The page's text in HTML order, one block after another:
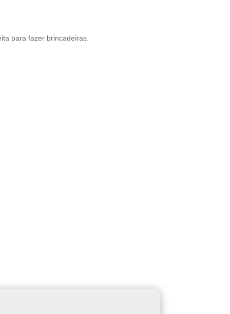
para fazer brincadeiras.